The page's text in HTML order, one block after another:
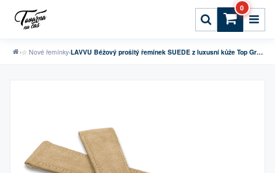
0
›☆ Nové řemínky› LAVVU Béžový prošitý řemínek SUEDE z luxusní kůže Top Grain - 16